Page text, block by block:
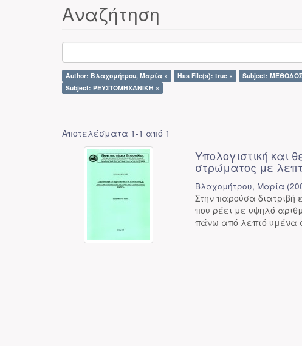
Αναζήτηση
Author: Βλαχομήτρου, Μαρία × Has File(s): true × Subject:
Subject: ΡΕΥΣΤΟΜΗΧΑΝΙΚΗ ×
Αποτελέσματα 1-1 από 1
Υπολογιστική και
στρώματος με
Βλαχομήτρου, Μαρία (
Στην παρούσα
που ρέει με υψηλό
πάνω από λεπτό υμένα